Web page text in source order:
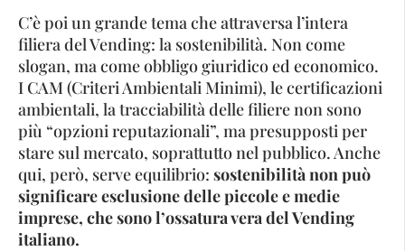
C’è poi un grande tema che attraversa l’intera
filiera del Vending: la sostenibilità. Non come
slogan, ma come obbligo giuridico ed economico.
I CAM (Criteri Ambientali Minimi), le certificazioni
ambientali, la tracciabilità delle filiere non sono
più “opzioni reputazionali”, ma presupposti per
stare sul mercato, soprattutto nel pubblico. Anche
qui, però, serve equilibrio: sostenibilità non può
significare esclusione delle piccole e medie
imprese, che sono l’ossatura vera del Vending
italiano.